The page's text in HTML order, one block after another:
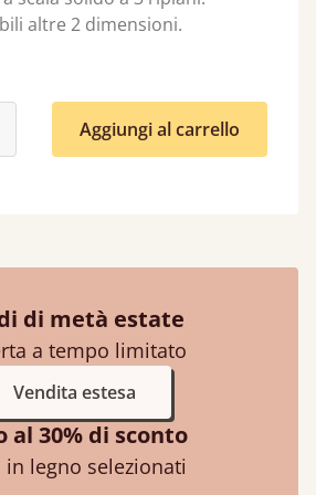
altre 2 dimensioni.
Aggiungi al carrello
di metà estate
a tempo limitato
Vendita estesa
al 30% di sconto
in legno selezionati
exactly what I was